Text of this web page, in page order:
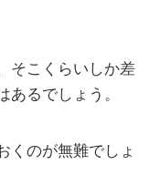
そこくらいしか差
あるでしょう。
くのが無難でしょ